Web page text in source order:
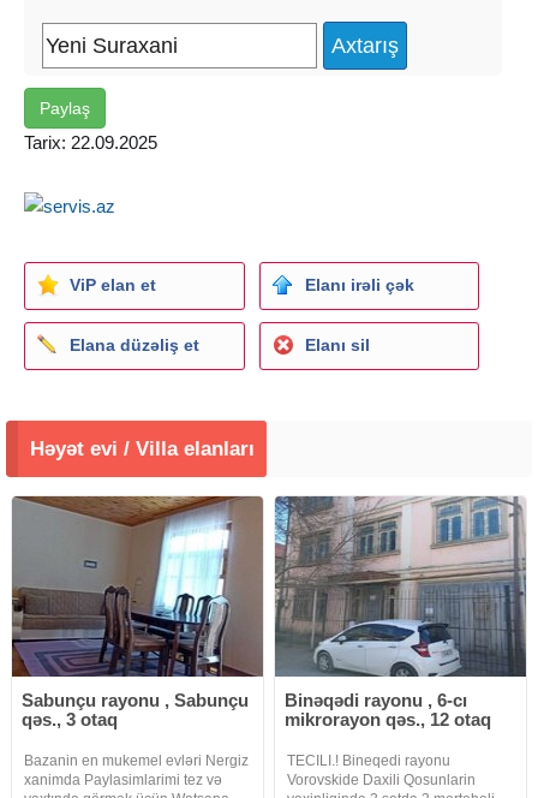
Paylaş
Tarix: 22.09.2025
ViP elan et Elanı irəli çək
Elana düzəliş et Elanı sil
Həyət evi / Villa elanları
Sabunçu rayonu , Sabunçu
qəs., 3 otaq
Bazanin en mukemel evləri Nergiz
xanimda Paylasimlarimi tez və
Binəqədi rayonu , 6-cı
mikrorayon qəs., 12 otaq
TECILI.! Bineqedi rayonu
Vorovskide Daxili Qosunlarin